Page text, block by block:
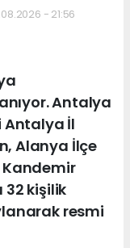
- 21:56
Antalya
Antalya İl
Alanya İlçe
Kandemir
kişilik
resmi